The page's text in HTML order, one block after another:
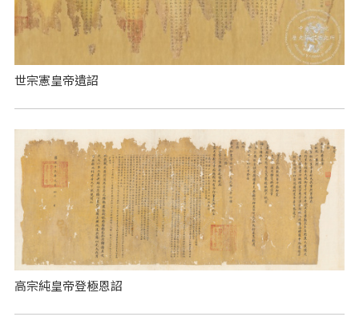
世宗憲皇帝遺詔
高宗純皇帝登極恩詔